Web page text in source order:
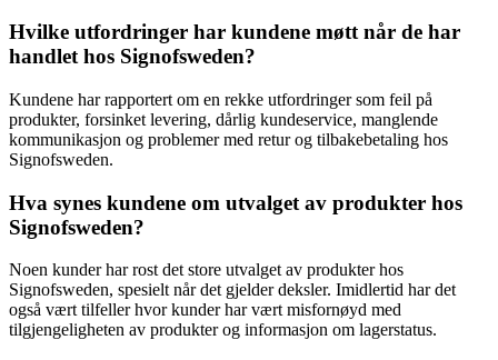
Hvilke utfordringer har kundene møtt når de har
handlet hos Signofsweden?
Kundene har rapportert om en rekke utfordringer som feil på
produkter, forsinket levering, dårlig kundeservice, manglende
kommunikasjon og problemer med retur og tilbakebetaling hos
Signofsweden.
Hva synes kundene om utvalget av produkter hos
Signofsweden?
Noen kunder har rost det store utvalget av produkter hos
Signofsweden, spesielt når det gjelder deksler. Imidlertid har det
også vært tilfeller hvor kunder har vært misfornøyd med
tilgjengeligheten av produkter og informasjon om lagerstatus.